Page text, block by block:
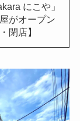
にこや」
がオープン
閉店】